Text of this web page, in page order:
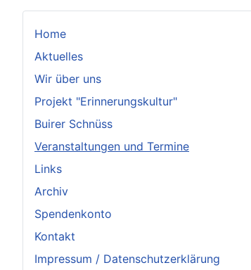
Home
Aktuelles
Wir über uns
Projekt "Erinnerungskultur"
Buirer Schnüss
Veranstaltungen und Termine
Links
Archiv
Spendenkonto
Kontakt
Impressum / Datenschutzerklärung